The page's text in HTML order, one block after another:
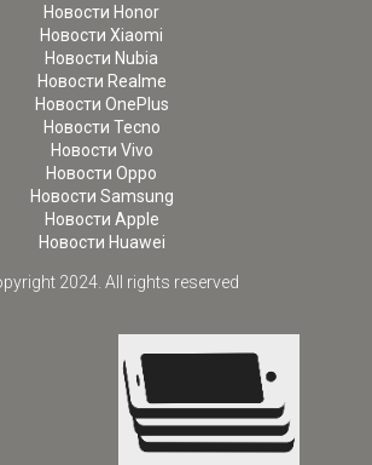
Новости Honor
Новости Xiaomi
Новости Nubia
Новости Realme
Новости OnePlus
Новости Tecno
Новости Vivo
Новости Oppo
Новости Samsung
Новости Apple
Новости Huawei
2024. All rights reserved